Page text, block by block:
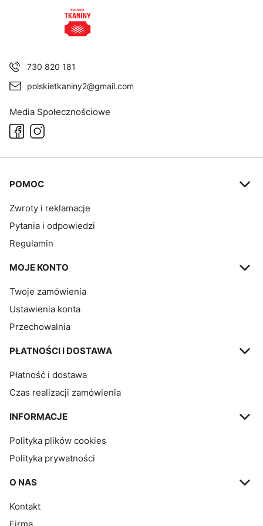
730 820 181
polskietkaniny2@gmail.com
Media Społecznościowe
Linki w stopce
POMOC
Zwroty i reklamacje
Pytania i odpowiedzi
Regulamin
MOJE KONTO
Twoje zamówienia
Ustawienia konta
Przechowalnia
PŁATNOŚCI I DOSTAWA
Płatność i dostawa
Czas realizacji zamówienia
INFORMACJE
Polityka plików cookies
Polityka prywatności
O NAS
Kontakt
Firma